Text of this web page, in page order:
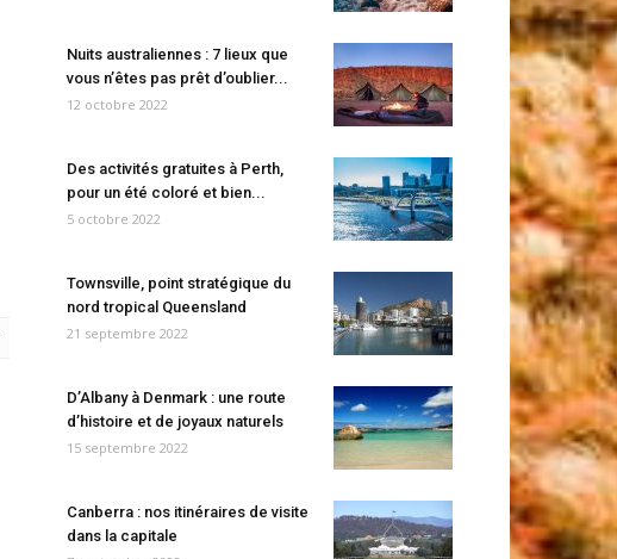
Nuits australiennes : 7 lieux que
vous n’êtes pas prêt d’oublier...
12 octobre 2022
Des activités gratuites à Perth,
pour un été coloré et bien...
5 octobre 2022
Townsville, point stratégique du
nord tropical Queensland
21 septembre 2022
D’Albany à Denmark : une route
d’histoire et de joyaux naturels
15 septembre 2022
Canberra : nos itinéraires de visite
dans la capitale